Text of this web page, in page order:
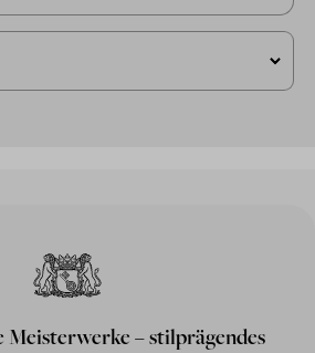
– stilprägendes